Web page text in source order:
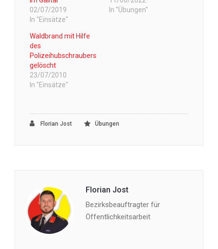
02/07/2019
In "Einsätze"
In "Übungen"
Waldbrand mit Hilfe
des
Polizeihubschraubers
gelöscht
23/07/2010
In "Einsätze"
Florian Jost Übungen
Florian Jost
Bezirksbeauftragter für
Öffentlichkeitsarbeit